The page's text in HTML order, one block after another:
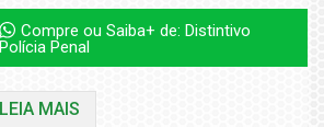
Compre ou Saiba+ de: Distintivo
Polícia Penal
LEIA MAIS